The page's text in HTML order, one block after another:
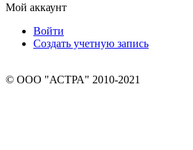
Мой аккаунт
Войти
Создать учетную запись
© ООО "АСТРА" 2010-2021